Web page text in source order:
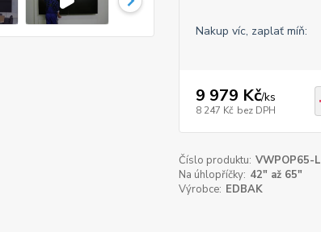
Nakup víc, zaplať míň:
9 979 Kč/ks
8 247 Kč bez DPH
Číslo produktu: VWPOP65-L
Na úhlopříčky: 42" až 65"
Výrobce: EDBAK